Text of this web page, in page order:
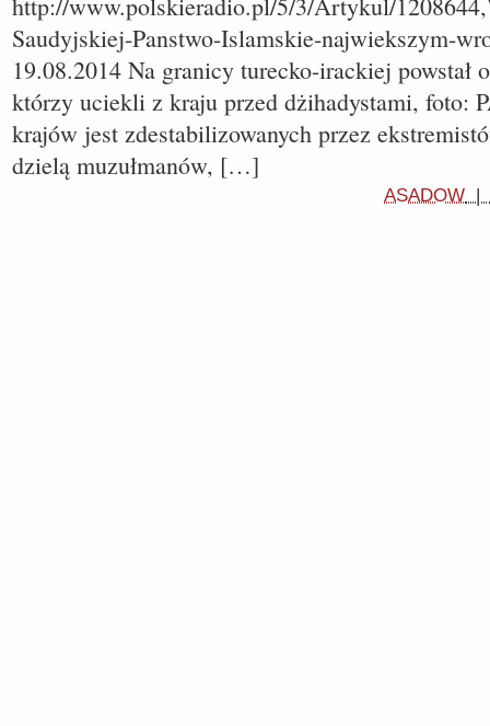
Saudyjskiej-Panstwo-Islamskie-najwiekszym-
19.08.2014 Na granicy turecko-irackiej powstał
którzy uciekli z kraju przed dżihadystami, foto:
krajów jest zdestabilizowanych przez
dzielą muzułmanów, […]
ASADOW |